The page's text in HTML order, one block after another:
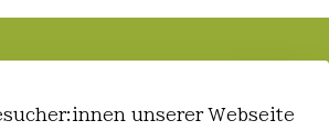
unserer Webseite